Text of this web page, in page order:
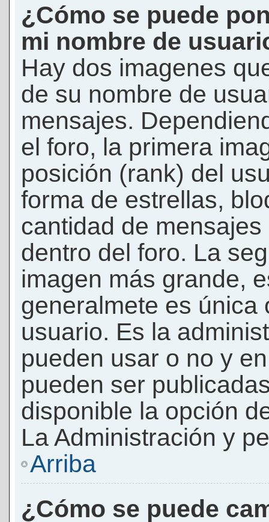
¿Cómo se puede
mi nombre de
Hay dos imagenes
de su nombre de
mensajes.
el foro, la primera
posición (rank) del
forma de estrellas,
cantidad de
dentro del foro. La
imagen más grande,
generalmete es única
usuario. Es la
pueden usar o no y
pueden ser
disponible la opción
La Administración y
Arriba
¿Cómo se puede